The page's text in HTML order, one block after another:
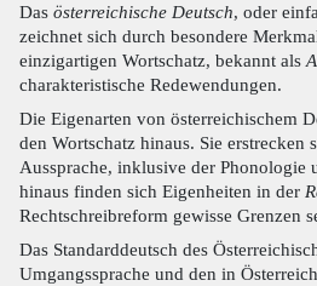
Das österreichische Deutsch, oder
zeichnet sich durch besondere
einzigartigen Wortschatz, bekannt als
charakteristische Redewendungen.
Die Eigenarten von österreichischem
den Wortschatz hinaus. Sie erstrecken
Aussprache, inklusive der Phonologie
hinaus finden sich Eigenheiten in der
Rechtschreibreform gewisse Grenzen
Das Standarddeutsch des
Umgangssprache und den in